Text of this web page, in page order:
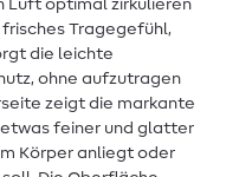
Luft optimal zirkulieren
Tragegefühl,
die leichte
ohne aufzutragen
zeigt die markante
etwas feiner und glatter
Körper anliegt oder